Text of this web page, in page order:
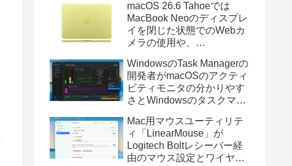
トーラの作成に対応。
macOS 26.6 Tahoeでは
MacBook Neoのディスプレ
イを閉じた状態でのWebカ
メラの使用や、
利用しMacBook Neoを復元
する際の安定性が向上。
WindowsのTask Managerの
開発者がmacOSのアクティ
ビティモニタの分かりやす
さとWindowsのタスクマネ
Mac用システムモニタアプ
リ「Task Manager TMOG」
のBeta版を公開。
Mac用マウスユーティリテ
ィ「LinearMouse」が
Logitech Boltレシーバー経
由のマウス設定とワイヤレ